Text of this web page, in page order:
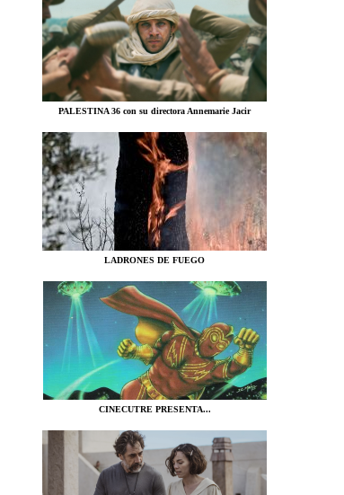
PALESTINA 36 con su directora Annemarie Jacir
LADRONES DE FUEGO
CINECUTRE PRESENTA...